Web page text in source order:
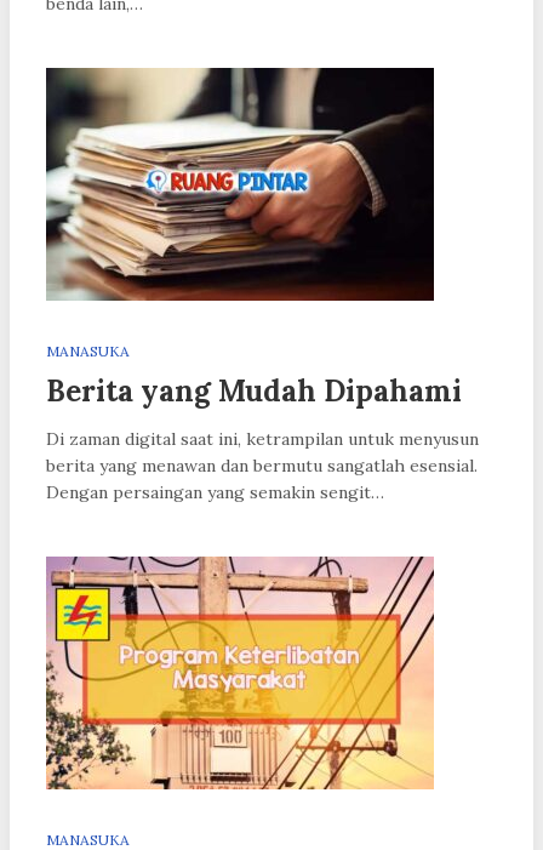
MANASUKA
Berita yang Mudah Dipahami
Di zaman digital saat ini, ketrampilan untuk menyusun
berita yang menawan dan bermutu sangatlah esensial.
Dengan persaingan yang semakin sengit…
MANASUKA